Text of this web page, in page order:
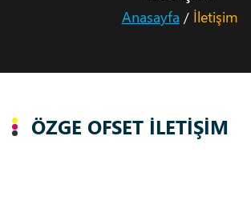
Anasayfa / İletişim
ÖZGE OFSET İLETİŞİM